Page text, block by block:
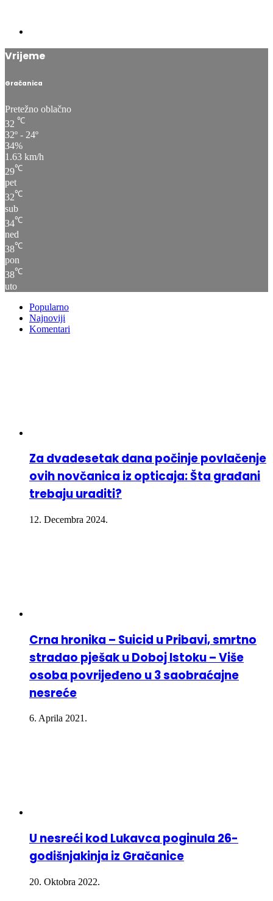
Vrijeme
Gračanica
Pretežno oblačno
32 ℃
32º - 24º
34%
1.63 km/h
29℃
pet
32℃
sub
34℃
ned
38℃
pon
38℃
uto
Popularno
Najnoviji
Komentari
Za dvadesetak dana počinje povlačenje
ovih novčanica iz opticaja: Šta građani
trebaju uraditi?
12. Decembra 2024.
Crna hronika – Suicid u Pribavi, smrtno
stradao pješak u Doboj Istoku – Više
osoba povrijeđeno u 3 saobraćajne
nesreće
6. Aprila 2021.
U nesreći kod Lukavca poginula 26-
godišnjakinja iz Gračanice
20. Oktobra 2022.